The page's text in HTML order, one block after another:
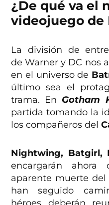
¿De qué va el
videojuego de
La división de
de Warner y DC nos
en el universo de
último sea el
trama. En Gotham
partida tomando la
los compañeros del
Nightwing, Batgirl,
encargarán
aparente muerte del
han seguido